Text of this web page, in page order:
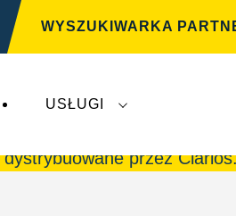
WYSZUKIWARKA
USŁUGI
dystrybuowane przez